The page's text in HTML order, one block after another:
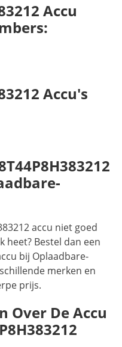
Accu
Accu's
accu niet goed
heet? Bestel dan een
bij Oplaadbare-
merken en
prijs.
Over De Accu